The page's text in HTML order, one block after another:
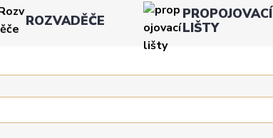
ROZVADĚČE
PROPOJOVACÍ
LIŠTY